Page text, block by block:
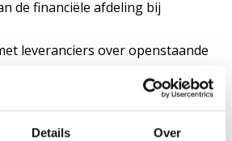
Details Over
de financiële afdeling bij
leveranciers over openstaande